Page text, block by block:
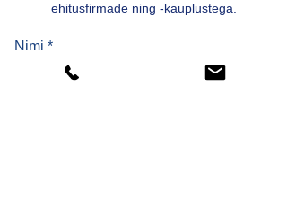
ehitusfirmade ning -kauplustega.
Nimi *